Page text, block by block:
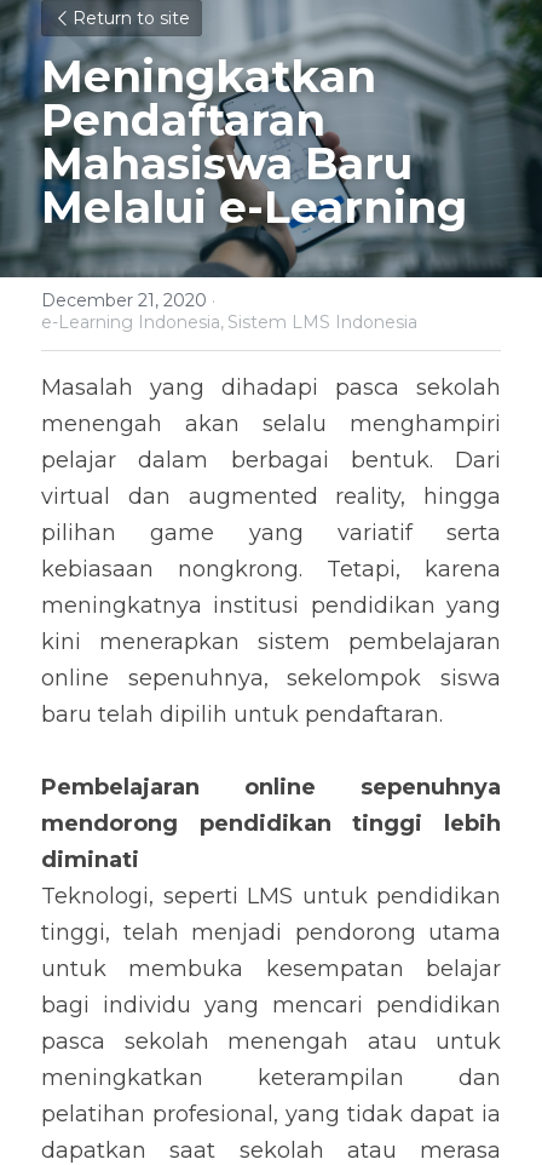
Return to site
Meningkatkan
Pendaftaran
Mahasiswa Baru
Melalui e-Learning
December 21, 2020 ·
e-Learning Indonesia, Sistem LMS Indonesia
Masalah yang dihadapi pasca sekolah
menengah akan selalu menghampiri
pelajar dalam berbagai bentuk. Dari
virtual dan augmented reality, hingga
pilihan game yang variatif serta
kebiasaan nongkrong. Tetapi, karena
meningkatnya institusi pendidikan yang
kini menerapkan sistem pembelajaran
online sepenuhnya, sekelompok siswa
baru telah dipilih untuk pendaftaran.
Pembelajaran online sepenuhnya
mendorong pendidikan tinggi lebih
diminati
Teknologi, seperti LMS untuk pendidikan
tinggi, telah menjadi pendorong utama
untuk membuka kesempatan belajar
bagi individu yang mencari pendidikan
pasca sekolah menengah atau untuk
meningkatkan keterampilan dan
pelatihan profesional, yang tidak dapat ia
dapatkan saat sekolah atau merasa